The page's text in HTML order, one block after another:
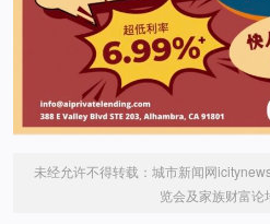
未经允许不得转载： 城市新闻网
览会及家族财富论